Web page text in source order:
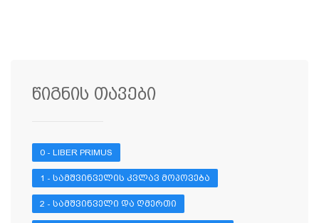
წიგნის თავები
0 - LIBER PRIMUS
1 - ᲡᲐᲛᲨᲕᲘᲜᲕᲔᲚᲘᲡ ᲙᲕᲚᲐᲕ ᲛᲝᲞᲝᲕᲔᲑᲐ
2 - ᲡᲐᲛᲨᲕᲘᲜᲕᲔᲚᲘ ᲓᲐ ᲦᲛᲔᲠᲗᲘ